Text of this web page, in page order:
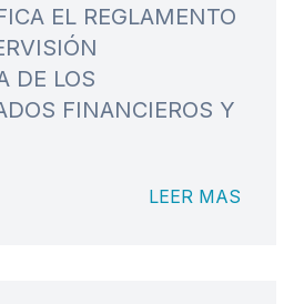
EL REGLAMENTO
DE LOS
FINANCIEROS Y
LEER MAS